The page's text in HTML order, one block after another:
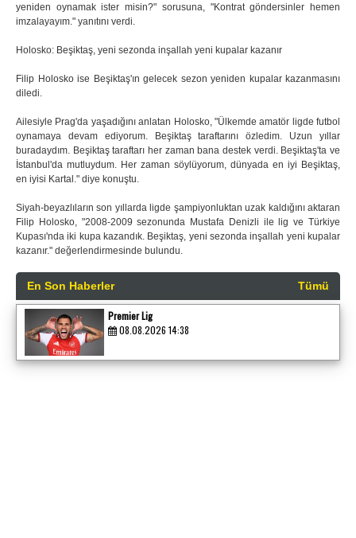
yeniden oynamak ister misin?" sorusuna, "Kontrat göndersinler hemen
imzalayayım." yanıtını verdi.
Holosko: Beşiktaş, yeni sezonda inşallah yeni kupalar kazanır
Filip Holosko ise Beşiktaş'ın gelecek sezon yeniden kupalar kazanmasını
diledi.
Ailesiyle Prag'da yaşadığını anlatan Holosko, "Ülkemde amatör ligde futbol
oynamaya devam ediyorum. Beşiktaş taraftarını özledim. Uzun yıllar
buradaydım. Beşiktaş taraftarı her zaman bana destek verdi. Beşiktaş'ta ve
İstanbul'da mutluydum. Her zaman söylüyorum, dünyada en iyi Beşiktaş,
en iyisi Kartal." diye konuştu.
Siyah-beyazlıların son yıllarda ligde şampiyonluktan uzak kaldığını aktaran
Filip Holosko, "2008-2009 sezonunda Mustafa Denizli ile lig ve Türkiye
Kupası'nda iki kupa kazandık. Beşiktaş, yeni sezonda inşallah yeni kupalar
kazanır." değerlendirmesinde bulundu.
En Son Haberler Tümü
Premier Lig
08.08.2026 14:38